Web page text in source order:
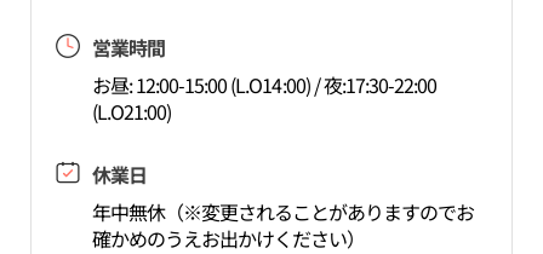
営業時間
お昼: 12:00-15:00 (L.O14:00) / 夜:17:30-22:00
(L.O21:00)
休業日
年中無休（※変更されることがありますのでお
確かめのうえお出かけください）